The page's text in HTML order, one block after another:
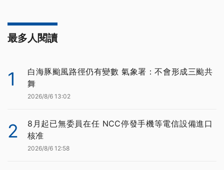
最多人閱讀
1
白海豚颱風路徑仍有變數 氣象署：不會形成三颱共
舞
2026/8/6 13:02
2
8月起已無委員在任 NCC停發手機等電信設備進口
核准
2026/8/6 12:58